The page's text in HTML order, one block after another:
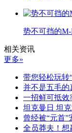
势不可挡的
相关资讯
更多»
带您轻松玩
并不是五毛的
一招鲜可抵效
坦克曼日 坦
曾经被“元首”
全员莽夫！想